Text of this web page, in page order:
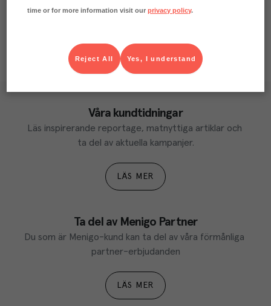
Våra kundtidningar
Läs inspirerande reportage, matnyttiga artiklar och
ta del av aktuella kampanjer.
LÄS MER
Ta del av Menigo Partner
Du som är Menigo-kund kan ta del av våra förmånliga
partner-erbjudanden
LÄS MER
time or for more information visit ourprivacy policy.
Yes, I understand
Reject All